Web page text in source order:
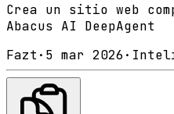
Crea un sitio web
Abacus AI DeepAgent
Fazt · 5 mar 2026·